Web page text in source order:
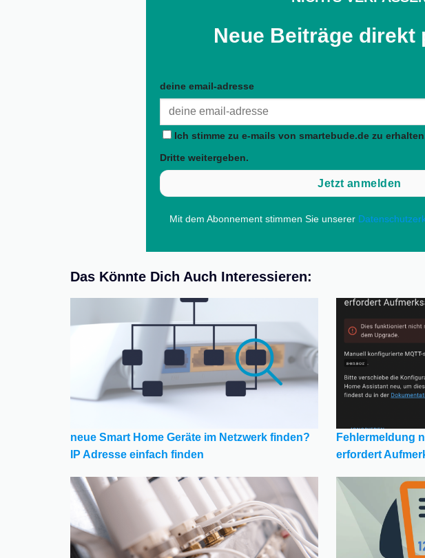
Neue Beiträge direkt
deine email-adresse
Ich stimme zu e-mails von smartebude.de zu
Dritte weitergeben.
Mit dem Abonnement stimmen Sie unserer
Das Könnte Dich Auch Interessieren:
neue Smart Home Geräte im Netzwerk finden?
IP Adresse einfach finden
Fehlermeldung
erfordert